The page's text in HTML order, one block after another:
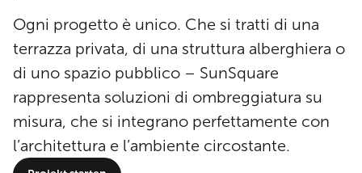
Ogni progetto è unico. Che si tratti di una
terrazza privata, di una struttura alberghiera o
di uno spazio pubblico – SunSquare
rappresenta soluzioni di ombreggiatura su
misura, che si integrano perfettamente con
l’architettura e l’ambiente circostante.